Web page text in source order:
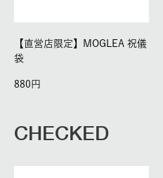
【直営店限定】MOGLEA 祝儀
袋
880
CHECKED